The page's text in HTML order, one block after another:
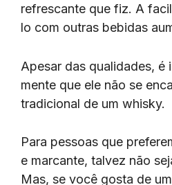
refrescante que fiz. A
lo com outras bebidas
Apesar das qualidades, é
mente que ele não se
tradicional de um whisky.
Para pessoas que
e marcante, talvez não
Mas, se você gosta de